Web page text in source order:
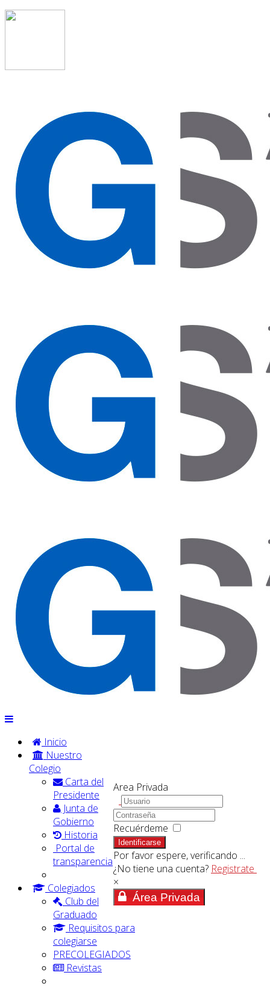
Area Privada
Recuérdeme
Identificarse
Por favor espere, verificando ...
¿No tiene una cuenta? Registrate
×
Área Privada
Inicio
Nuestro
Colegio
Carta del
Presidente
Junta de
Gobierno
Historia
Portal de
transparencia
Colegiados
Club del
Graduado
Requisitos para
colegiarse
PRECOLEGIADOS
Revistas